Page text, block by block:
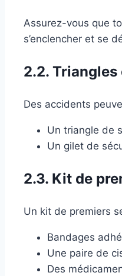
Assurez-vous que
s’enclencher et se
2.2.
Des accidents
Un triangle de
Un gilet de
2.3. Kit de
Un kit de premiers
Bandages
Une paire de
Des